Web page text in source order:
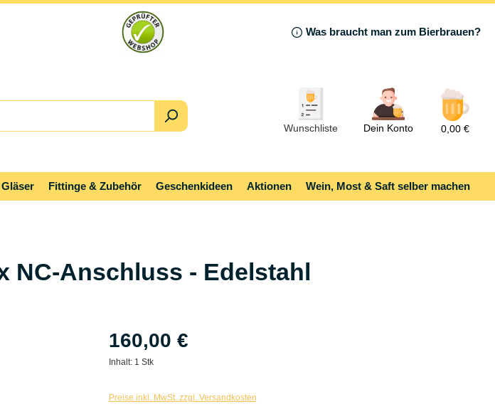
Was braucht man zum Bierbrauen?
Wunschliste Dein Konto 0,00 €
Fittinge & Zubehör Geschenkideen Aktionen Wein, Most & Saft selber machen
NC-Anschluss - Edelstahl
160,00 €
Inhalt: 1 Stk
Preise inkl. MwSt. zzgl. Versandkosten